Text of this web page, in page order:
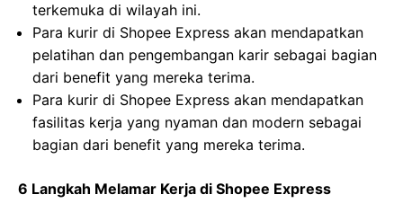
terkemuka di wilayah ini.
Para kurir di Shopee Express akan mendapatkan
pelatihan dan pengembangan karir sebagai bagian
dari benefit yang mereka terima.
Para kurir di Shopee Express akan mendapatkan
fasilitas kerja yang nyaman dan modern sebagai
bagian dari benefit yang mereka terima.
6 Langkah Melamar Kerja di Shopee Express